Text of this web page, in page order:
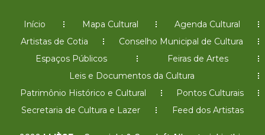
Início Mapa Cultural
Agenda Cultural
Artistas de Cotia
Conselho Municipal de Cultura
Espaços Públicos
Feiras de Artes
Leis e Documentos da Cultura
Patrimônio Histórico e Cultural
Pontos Culturais
Secretaria de Cultura e Lazer
Feed dos Artistas